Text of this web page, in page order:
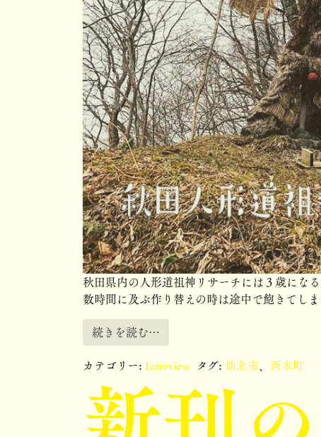
秋田県内の人形道祖神リサーチには３歳にな
数時間に及ぶ作り替えの時は途中で飽きてし
続きを読む…
カテゴリー:Interview タグ:仙北市、 西木町